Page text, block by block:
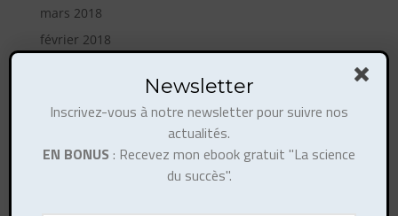
mars 2018
février 2018
octobre 2017
août 2017
Newsletter
Inscrivez-vous à notre newsletter pour suivre nos
actualités.
EN BONUS : Recevez mon ebook gratuit "La science
du succès".